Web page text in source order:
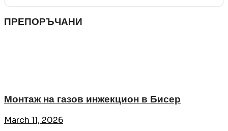
ПРЕПОРЪЧАНИ
Монтаж на газов инжекцион в Бисер
March 11, 2026